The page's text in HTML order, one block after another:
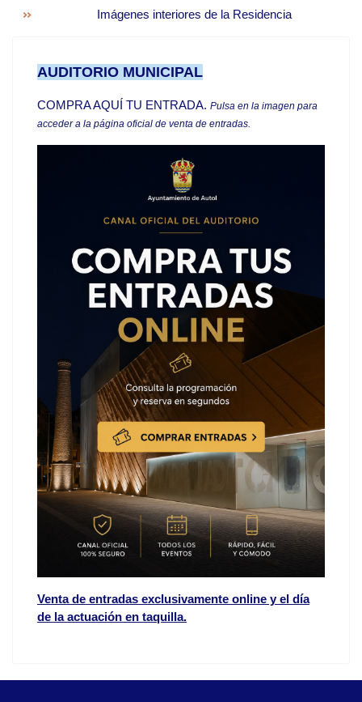
Imágenes interiores de la Residencia
AUDITORIO MUNICIPAL
COMPRA AQUÍ TU ENTRADA. Pulsa en la imagen para
acceder a la página oficial de venta de entradas.
Venta de entradas exclusivamente online y el día
de la actuación en taquilla.